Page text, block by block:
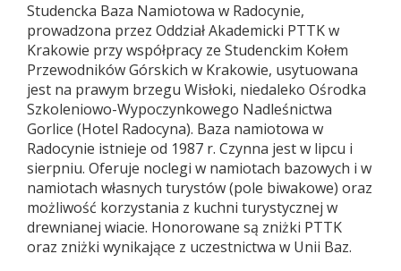
Studencka Baza Namiotowa w Radocynie,
prowadzona przez Oddział Akademicki PTTK w
Krakowie przy współpracy ze Studenckim Kołem
Przewodników Górskich w Krakowie, usytuowana
jest na prawym brzegu Wisłoki, niedaleko Ośrodka
Szkoleniowo-Wypoczynkowego Nadleśnictwa
Gorlice (Hotel Radocyna). Baza namiotowa w
Radocynie istnieje od 1987 r. Czynna jest w lipcu i
sierpniu. Oferuje noclegi w namiotach bazowych i w
namiotach własnych turystów (pole biwakowe) oraz
możliwość korzystania z kuchni turystycznej w
drewnianej wiacie. Honorowane są zniżki PTTK
oraz zniżki wynikające z uczestnictwa w Unii Baz.